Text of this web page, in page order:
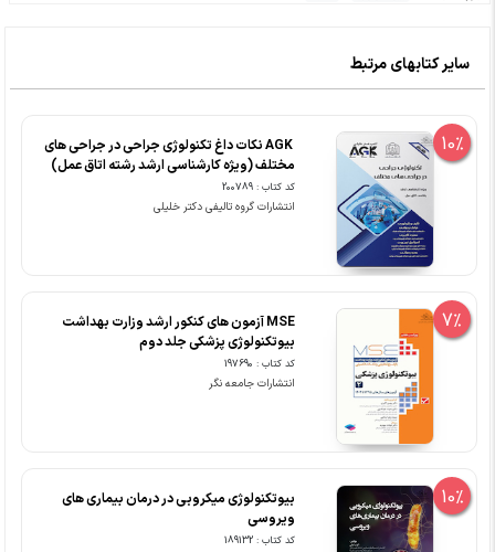
سایر کتابهای مرتبط
10%
‏ AGK نکات داغ تکنولوژی جراحی در جراحی های
مختلف (ویژه کارشناسی ارشد رشته اتاق عمل)
کد کتاب : 200789
انتشارات گروه تالیفی دکتر خلیلی
7%
MSE آزمون های کنکور ارشد وزارت بهداشت
بیوتکنولوژی پزشکی جلد دوم
کد کتاب : 197690
انتشارات جامعه نگر
10%
بیوتکنولوژی میکروبی در درمان بیماری های
ویروسی
کد کتاب : 189132